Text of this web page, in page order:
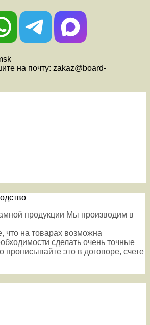
на почту: zakaz@board-
продукции Мы производим в
на товарах возможна
сделать очень точные
прописывайте это в договоре, счете